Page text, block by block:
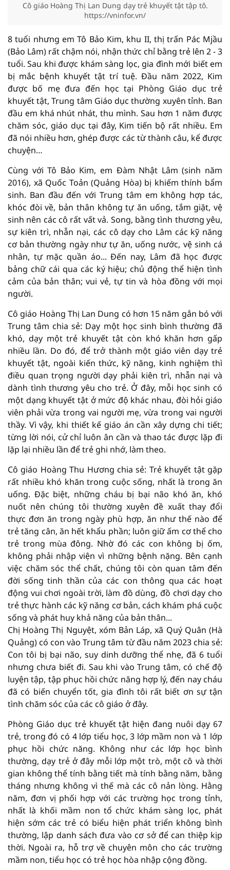
Cô giáo Hoàng Thị Lan Dung dạy trẻ khuyết tật tập tô.
https://vninfor.vn/
8 tuổi nhưng em Tô Bảo Kim, khu II, thị trấn Pác Mjầu
(Bảo Lâm) rất chậm nói, nhận thức chỉ bằng trẻ lên 2 - 3
tuổi. Sau khi được khám sàng lọc, gia đình mới biết em
bị mắc bệnh khuyết tật trí tuệ. Đầu năm 2022, Kim
được bố mẹ đưa đến học tại Phòng Giáo dục trẻ
khuyết tật, Trung tâm Giáo dục thường xuyên tỉnh. Ban
đầu em khá nhút nhát, thu mình. Sau hơn 1 năm được
chăm sóc, giáo dục tại đây, Kim tiến bộ rất nhiều. Em
đã nói nhiều hơn, ghép được các từ thành câu, kể được
chuyện…
Cùng với Tô Bảo Kim, em Đàm Nhật Lâm (sinh năm
2016), xã Quốc Toản (Quảng Hòa) bị khiếm thính bẩm
sinh. Ban đầu đến với Trung tâm em không hợp tác,
khóc đòi về, bản thân không tự ăn uống, tắm giặt, vệ
sinh nên các cô rất vất vả. Song, bằng tình thương yêu,
sự kiên trì, nhẫn nại, các cô dạy cho Lâm các kỹ năng
cơ bản thường ngày như tự ăn, uống nước, vệ sinh cá
nhân, tự mặc quần áo... Đến nay, Lâm đã học được
bảng chữ cái qua các ký hiệu; chủ động thể hiện tình
cảm của bản thân; vui vẻ, tự tin và hòa đồng với mọi
người.
Cô giáo Hoàng Thị Lan Dung có hơn 15 năm gắn bó với
Trung tâm chia sẻ: Dạy một học sinh bình thường đã
khó, dạy một trẻ khuyết tật còn khó khăn hơn gấp
nhiều lần. Do đó, để trở thành một giáo viên dạy trẻ
khuyết tật, ngoài kiến thức, kỹ năng, kinh nghiệm thì
điều quan trọng người dạy phải kiên trì, nhẫn nại và
dành tình thương yêu cho trẻ. Ở đây, mỗi học sinh có
một dạng khuyết tật ở mức độ khác nhau, đòi hỏi giáo
viên phải vừa trong vai người mẹ, vừa trong vai người
thầy. Vì vậy, khi thiết kế giáo án cần xây dựng chi tiết;
từng lời nói, cử chỉ luôn ân cần và thao tác được lặp đi
lặp lại nhiều lần để trẻ ghi nhớ, làm theo.
Cô giáo Hoàng Thu Hương chia sẻ: Trẻ khuyết tật gặp
rất nhiều khó khăn trong cuộc sống, nhất là trong ăn
uống. Đặc biệt, những cháu bị bại não khó ăn, khó
nuốt nên chúng tôi thường xuyên đề xuất thay đổi
thực đơn ăn trong ngày phù hợp, ăn như thế nào để
trẻ tăng cân, ăn hết khẩu phần; luôn giữ ấm cơ thể cho
trẻ trong mùa đông. Nhờ đó các con không bị ốm,
không phải nhập viện vì những bệnh nặng. Bên cạnh
việc chăm sóc thể chất, chúng tôi còn quan tâm đến
đời sống tinh thần của các con thông qua các hoạt
động vui chơi ngoài trời, làm đồ dùng, đồ chơi dạy cho
trẻ thực hành các kỹ năng cơ bản, cách khám phá cuộc
sống và phát huy khả năng của bản thân...
Chị Hoàng Thị Nguyệt, xóm Bản Láp, xã Quý Quân (Hà
Quảng) có con vào Trung tâm từ đầu năm 2023 chia sẻ:
Con tôi bị bại não, suy dinh dưỡng thể nhẹ, đã 6 tuổi
nhưng chưa biết đi. Sau khi vào Trung tâm, có chế độ
luyện tập, tập phục hồi chức năng hợp lý, đến nay cháu
đã có biến chuyển tốt, gia đình tôi rất biết ơn sự tận
tình chăm sóc của các cô giáo ở đây.
Phòng Giáo dục trẻ khuyết tật hiện đang nuôi dạy 67
trẻ, trong đó có 4 lớp tiểu học, 3 lớp mầm non và 1 lớp
phục hồi chức năng. Không như các lớp học bình
thường, dạy trẻ ở đây mỗi lớp một trò, một cô và thời
gian không thể tính bằng tiết mà tính bằng năm, bằng
tháng nhưng không vì thế mà các cô nản lòng. Hằng
năm, đơn vị phối hợp với các trường học trong tỉnh,
nhất là khối mầm non tổ chức khám sàng lọc, phát
hiện sớm các trẻ có biểu hiện phát triển không bình
thường, lập danh sách đưa vào cơ sở để can thiệp kịp
thời. Ngoài ra, hỗ trợ về chuyên môn cho các trường
mầm non, tiểu học có trẻ học hòa nhập cộng đồng.